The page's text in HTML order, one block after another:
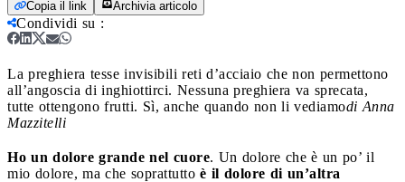
Copia il link Archivia articolo
Condividi su :
La preghiera tesse invisibili reti d’acciaio che non permettono
all’angoscia di inghiottirci. Nessuna preghiera va sprecata,
tutte ottengono frutti. Sì, anche quando non li vediamodi Anna
Mazzitelli
Ho un dolore grande nel cuore. Un dolore che è un po’ il
mio dolore, ma che soprattutto è il dolore di un’altra